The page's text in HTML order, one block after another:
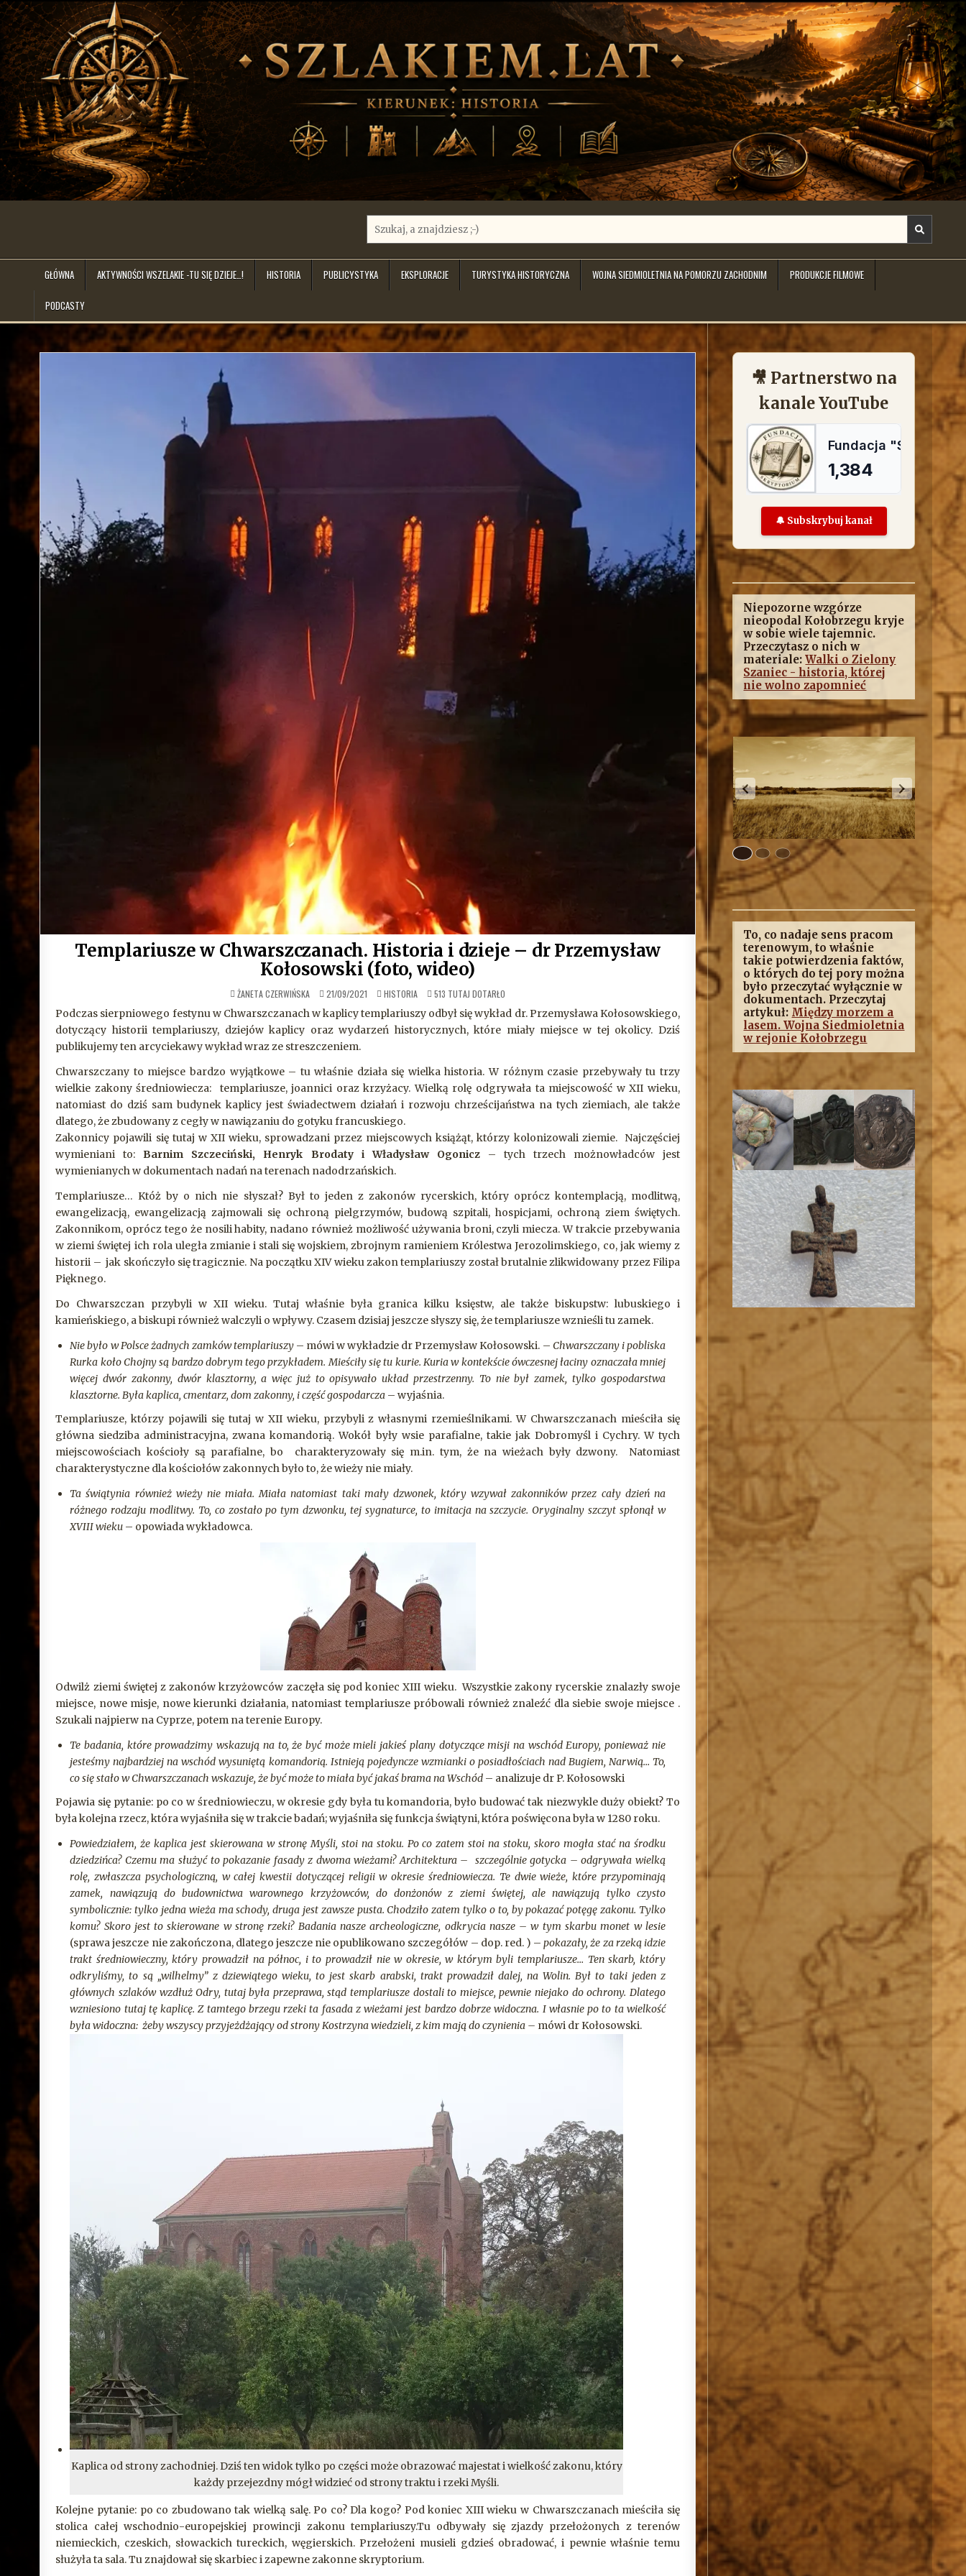
Skip
content
for:
GŁÓWNA AKTYWNOŚCI WSZELAKIE -TU SIĘ DZIEJE…! HISTORIA PUBLICYSTYKA EKSPLORACJE TURYSTYKA HISTORYCZNA WOJNA SIEDMIOLETNIA NA POMORZU ZACHODNIM PRODUKCJE FILMOWE
PODCASTY
Templariusze w Chwarszczanach. Historia i dzieje – dr Przemysław
Kołosowski (foto, wideo)
ŻANETA CZERWIŃSKA 21/09/2021 OPUBLIKOWANE
W
HISTORIA 513 TUTAJ DOTARŁO
Podczas sierpniowego festynu w Chwarszczanach w kaplicy templariuszy odbył się wykład dr. Przemysława Kołosowskiego,
dotyczący historii templariuszy, dziejów kaplicy oraz wydarzeń historycznych, które miały miejsce w tej okolicy. Dziś
publikujemy ten arcyciekawy wykład wraz ze streszczeniem.
Chwarszczany to miejsce bardzo wyjątkowe – tu właśnie działa się wielka historia. W różnym czasie przebywały tu trzy
wielkie zakony średniowiecza: templariusze, joannici oraz krzyżacy. Wielką rolę odgrywała ta miejscowość w XII wieku,
natomiast do dziś sam budynek kaplicy jest świadectwem działań i rozwoju chrześcijaństwa na tych ziemiach, ale także
dlatego, że zbudowany z cegły w nawiązaniu do gotyku francuskiego.
Zakonnicy pojawili się tutaj w XII wieku, sprowadzani przez miejscowych książąt, którzy kolonizowali ziemie. Najczęściej
wymieniani to:Barnim Szczeciński, Henryk Brodaty i Władysław Ogonicz– tych trzech możnowładców jest
wymienianych w dokumentach nadań na terenach nadodrzańskich.
Templariusze… Któż by o nich nie słyszał? Był to jeden z zakonów rycerskich, który oprócz kontemplacją, modlitwą,
ewangelizacją, ewangelizacją zajmowali się ochroną pielgrzymów, budową szpitali, hospicjami, ochroną ziem świętych.
Zakonnikom, oprócz tego że nosili habity, nadano również możliwość używania broni, czyli miecza. W trakcie przebywania
w ziemi świętej ich rola uległa zmianie i stali się wojskiem, zbrojnym ramieniem Królestwa Jerozolimskiego, co, jak wiemy z
historii – jak skończyło się tragicznie. Na początku XIV wieku zakon templariuszy został brutalnie zlikwidowany przez Filipa
Pięknego.
Do Chwarszczan przybyli w XII wieku. Tutaj właśnie była granica kilku księstw, ale także biskupstw: lubuskiego i
kamieńskiego, a biskupi również walczyli o wpływy. Czasem dzisiaj jeszcze słyszy się, że templariusze wznieśli tu zamek.
Nie było w Polsce żadnych zamków templariuszy– mówi w wykładzie dr Przemysław Kołosowski. – Chwarszczany i pobliska
Rurka koło Chojny są bardzo dobrym tego przykładem. Mieściły się tu kurie. Kuria w kontekście ówczesnej łaciny oznaczała mniej
więcej dwór zakonny, dwór klasztorny, a więc już to opisywało układ przestrzenny. To nie był zamek, tylko gospodarstwa
klasztorne. Była kaplica, cmentarz, dom zakonny, i część gospodarcza – wyjaśnia.
Templariusze, którzy pojawili się tutaj w XII wieku, przybyli z własnymi rzemieślnikami. W Chwarszczanach mieściła się
główna siedziba administracyjna, zwana komandorią. Wokół były wsie parafialne, takie jak Dobromyśl i Cychry. W tych
miejscowościach kościoły są parafialne, bo charakteryzowały się m.in. tym, że na wieżach były dzwony. Natomiast
charakterystyczne dla kościołów zakonnych było to, że wieży nie miały.
Ta świątynia również wieży nie miała. Miała natomiast taki mały dzwonek, który wzywał zakonników przez cały dzień na
różnego rodzaju modlitwy. To, co zostało po tym dzwonku, tej sygnaturce, to imitacja na szczycie. Oryginalny szczyt spłonął w
XVIII wieku – opowiada wykładowca.
Odwilż ziemi świętej z zakonów krzyżowców zaczęła się pod koniec XIII wieku. Wszystkie zakony rycerskie znalazły swoje
miejsce, nowe misje, nowe kierunki działania, natomiast templariusze próbowali również znaleźć dla siebie swoje miejsce .
Szukali najpierw na Cyprze, potem na terenie Europy.
Te badania, które prowadzimy wskazują na to, że być może mieli jakieś plany dotyczące misji na wschód Europy, ponieważ nie
jesteśmy najbardziej na wschód wysuniętą komandorią. Istnieją pojedyncze wzmianki o posiadłościach nad Bugiem, Narwią… To,
co się stało w Chwarszczanach wskazuje, że być może to miała być jakaś brama na Wschód – analizuje dr P. Kołosowski
Pojawia się pytanie: po co w średniowieczu, w okresie gdy była tu komandoria, było budować tak niezwykle duży obiekt? To
była kolejna rzecz, która wyjaśniła się w trakcie badań; wyjaśniła się funkcja świątyni, która poświęcona była w 1280 roku.
Powiedziałem, że kaplica jest skierowana w stronę Myśli, stoi na stoku. Po co zatem stoi na stoku, skoro mogła stać na środku
dziedzińca? Czemu ma służyć to pokazanie fasady z dwoma wieżami? Architektura – szczególnie gotycka – odgrywała wielką
rolę, zwłaszcza psychologiczną, w całej kwestii dotyczącej religii w okresie średniowiecza. Te dwie wieże, które przypominają
zamek, nawiązują do budownictwa warownego krzyżowców, do donżonów z ziemi świętej, ale nawiązują tylko czysto
symbolicznie: tylko jedna wieża ma schody, druga jest zawsze pusta. Chodziło zatem tylko o to, by pokazać potęgę zakonu. Tylko
komu? Skoro jest to skierowane w stronę rzeki? Badania nasze archeologiczne, odkrycia nasze – w tym skarbu monet w lesie
(sprawa jeszcze nie zakończona, dlatego jeszcze nie opublikowano szczegółów – dop. red. ) –pokazały, że za rzeką idzie
trakt średniowieczny, który prowadził na północ, i to prowadził nie w okresie, w którym byli templariusze… Ten skarb, który
odkryliśmy, to są „wilhelmy” z dziewiątego wieku, to jest skarb arabski, trakt prowadził dalej, na Wolin. Był to taki jeden z
głównych szlaków wzdłuż Odry, tutaj była przeprawa, stąd templariusze dostali to miejsce, pewnie niejako do ochrony. Dlatego
wzniesiono tutaj tę kaplicę. Z tamtego brzegu rzeki ta fasada z wieżami jest bardzo dobrze widoczna. I własnie po to ta wielkość
była widoczna: żeby wszyscy przyjeżdżający od strony Kostrzyna wiedzieli, z kim mają do czynienia – mówi dr Kołosowski.
Kaplica od strony zachodniej. Dziś ten widok tylko po części może obrazować majestat i wielkość zakonu, który
każdy przejezdny mógł widzieć od strony traktu i rzeki Myśli.
Kolejne pytanie: po co zbudowano tak wielką salę. Po co? Dla kogo? Pod koniec XIII wieku w Chwarszczanach mieściła się
stolica całej wschodnio-europejskiej prowincji zakonu templariuszy.Tu odbywały się zjazdy przełożonych z terenów
niemieckich, czeskich, słowackich tureckich, węgierskich. Przełożeni musieli gdzieś obradować, i pewnie właśnie temu
służyła ta sala. Tu znajdował się skarbiec i zapewne zakonne skryptorium.
🎥 Partnerstwo na
kanale YouTube
🔔 Subskrybuj kanał
Niepozorne wzgórze
nieopodal Kołobrzegu kryje
w sobie wiele tajemnic.
Przeczytasz o nich w
materiale:Walki o Zielony
Szaniec - historia, której
nie wolno zapomnieć
To, co nadaje sens pracom
terenowym, to właśnie
takie potwierdzenia faktów,
o których do tej pory można
było przeczytać wyłącznie w
dokumentach. Przeczytaj
artykuł: Między morzem a
lasem. Wojna Siedmioletnia
w rejonie Kołobrzegu